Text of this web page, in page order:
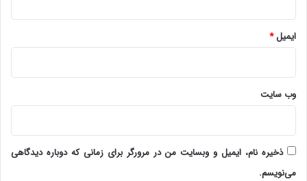
ایمیل*
وب‌ سایت
ذخیره نام، ایمیل و وبسایت من در مرورگر برای زمانی که دوباره دیدگاهی
می‌نویسم.